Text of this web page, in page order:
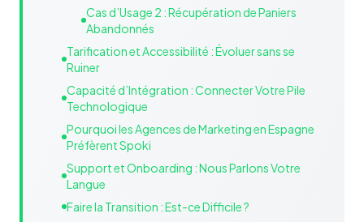
Cas d’Usage 2 : Récupération de Paniers
Abandonnés
Tarification et Accessibilité : Évoluer sans se
Ruiner
Capacité d’Intégration : Connecter Votre Pile
Technologique
Pourquoi les Agences de Marketing en Espagne
Préfèrent Spoki
Support et Onboarding : Nous Parlons Votre
Langue
Faire la Transition : Est-ce Difficile ?